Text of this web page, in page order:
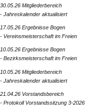
30.05.26 Mitgliederbereich
- Jahreskalender aktualisiert
17.05.26 Ergebnisse Bogen
- Vereinsmeisterschaft im Freien
10.05.26 Ergebnisse Bogen
- Bezirksmeisterschaft im Freien
10.05.26 Mitgliederbereich
- Jahreskalender aktualisiert
21.04.26 Vorstandsbereich
- Protokoll Vorstandssitzung 3-2026